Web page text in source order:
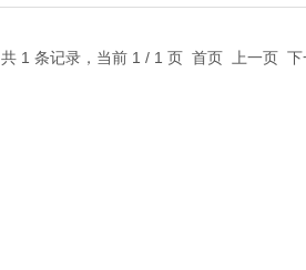
共 1 条记录，当前 1 / 1 页 首页 上一页